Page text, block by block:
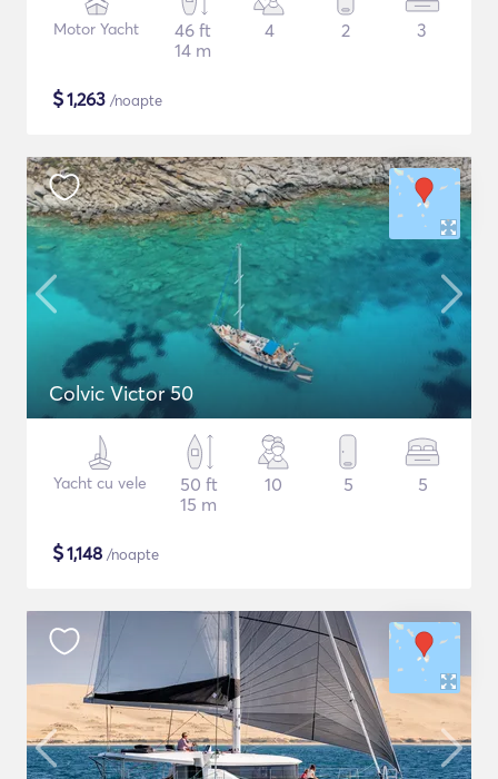
Motor Yacht
46 ft
14 m
4 2 3
$1,263 /noapte
Colvic Victor 50
Yacht cu vele
50 ft
15 m
10 5 5
$1,148 /noapte